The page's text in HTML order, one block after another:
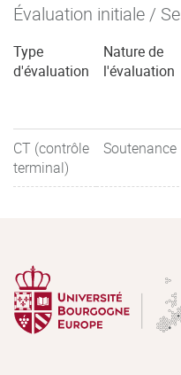
Évaluation initiale /
Type
d'évaluation
Nature de
l'évaluation
CT (contrôle
terminal)
Soutenance